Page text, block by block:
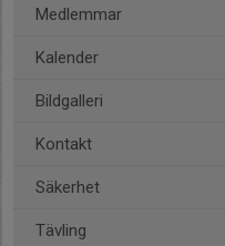
Medlemmar
Kalender
Bildgalleri
Kontakt
Säkerhet
Tävling